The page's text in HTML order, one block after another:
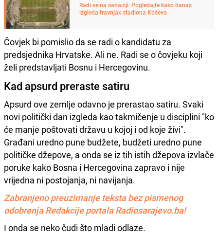
Radi se na sanaciji: Pogledajte kako danas
izgleda travnjak stadiona Koševo
Čovjek bi pomislio da se radi o kandidatu za
predsjednika Hrvatske. Ali ne. Radi se o čovjeku koji
želi predstavljati Bosnu i Hercegovinu.
Kad apsurd preraste satiru
Apsurd ove zemlje odavno je prerastao satiru. Svaki
novi politički dan izgleda kao takmičenje u disciplini "ko
će manje poštovati državu u kojoj i od koje živi".
Građani uredno pune budžete, budžeti uredno pune
političke džepove, a onda se iz tih istih džepova izvlače
poruke kako Bosna i Hercegovina zapravo i nije
vrijedna ni postojanja, ni navijanja.
Zabranjeno preuzimanje teksta bez pismenog
odobrenja Redakcije portala Radiosarajevo.ba!
I onda se neko čudi što mladi odlaze.